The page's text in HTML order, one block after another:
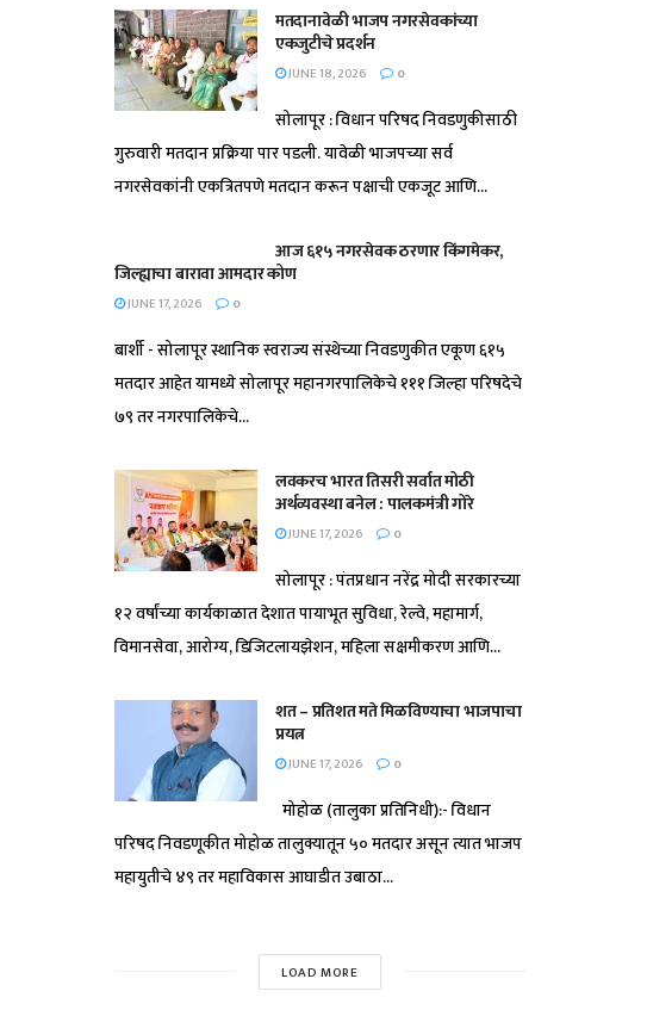
मतदानावेळी भाजप नगरसेवकांच्या
एकजुटीचे प्रदर्शन
JUNE 18, 2026 0
सोलापूर : विधान परिषद निवडणुकीसाठी
गुरुवारी मतदान प्रक्रिया पार पडली. यावेळी भाजपच्या सर्व
नगरसेवकांनी एकत्रितपणे मतदान करून पक्षाची एकजूट आणि...
आज ६१५ नगरसेवक ठरणार किंगमेकर,
जिल्ह्याचा बारावा आमदार कोण
JUNE 17, 2026 0
बार्शी - सोलापूर स्थानिक स्वराज्य संस्थेच्या निवडणुकीत एकूण ६१५
मतदार आहेत यामध्ये सोलापूर महानगरपालिकेचे १११ जिल्हा परिषदेचे
७९ तर नगरपालिकेचे...
लवकरच भारत तिसरी सर्वात मोठी
अर्थव्यवस्था बनेल : पालकमंत्री गोरे
JUNE 17, 2026 0
सोलापूर : पंतप्रधान नरेंद्र मोदी सरकारच्या
१२ वर्षांच्या कार्यकाळात देशात पायाभूत सुविधा, रेल्वे, महामार्ग,
विमानसेवा, आरोग्य, डिजिटलायझेशन, महिला सक्षमीकरण आणि...
शत – प्रतिशत मते मिळविण्याचा भाजपाचा
प्रयत्न
JUNE 17, 2026 0
मोहोळ (तालुका प्रतिनिधी):- विधान
परिषद निवडणूकीत मोहोळ तालुक्यातून ५० मतदार असून त्यात भाजप
महायुतीचे ४९ तर महाविकास आघाडीत उबाठा...
LOAD MORE